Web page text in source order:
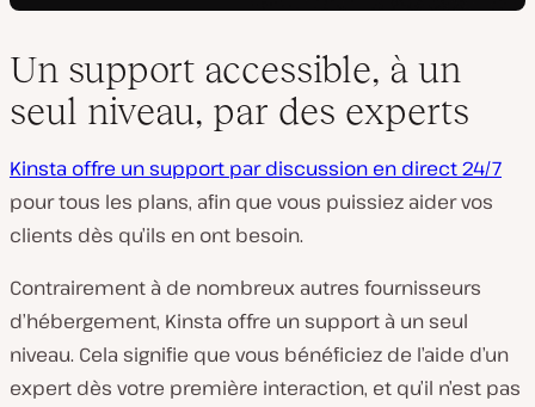
Un support accessible, à un
seul niveau, par des experts
Kinsta offre un support par discussion en direct 24/7
pour tous les plans, afin que vous puissiez aider vos
clients dès qu’ils en ont besoin.
Contrairement à de nombreux autres fournisseurs
d’hébergement, Kinsta offre un support à un seul
niveau. Cela signifie que vous bénéficiez de l’aide d’un
expert dès votre première interaction, et qu’il n’est pas